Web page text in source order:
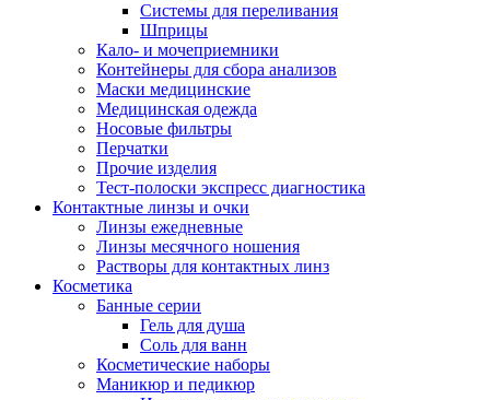
Системы для переливания
Шприцы
Кало- и мочеприемники
Контейнеры для сбора анализов
Маски медицинские
Медицинская одежда
Носовые фильтры
Перчатки
Прочие изделия
Тест-полоски экспресс диагностика
Контактные линзы и очки
Линзы ежедневные
Линзы месячного ношения
Растворы для контактных линз
Косметика
Банные серии
Гель для душа
Соль для ванн
Косметические наборы
Маникюр и педикюр